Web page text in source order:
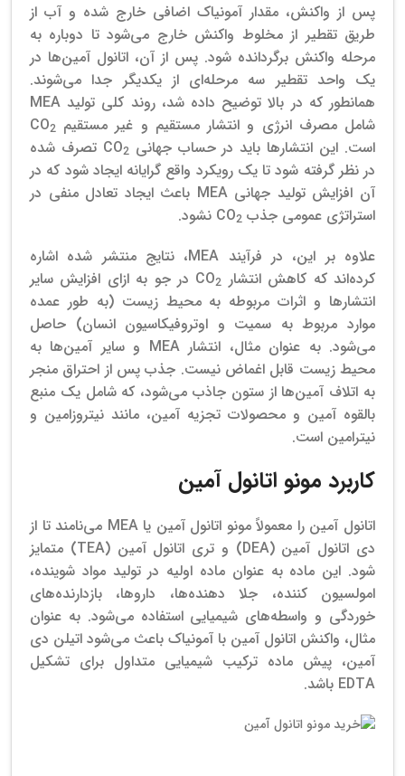
پس از واکنش، مقدار آمونیاک اضافی خارج شده و آب از
طریق تقطیر از مخلوط واکنش خارج می‌شود تا دوباره به
مرحله واکنش برگردانده شود. پس از آن، اتانول آمین‌ها در
یک واحد تقطیر سه مرحله‌ای از یکدیگر جدا می‌شوند.
همانطور که در بالا توضیح داده شد، روند کلی تولید MEA
شامل مصرف انرژی و انتشار مستقیم و غیر مستقیم CO 2
است. این انتشارها باید در حساب جهانی CO2
تصرف شده
در نظر گرفته شود تا یک رویکرد واقع گرایانه ایجاد شود که در
آن افزایش تولید جهانی MEA باعث ایجاد تعادل منفی در
استراتژی عمومی جذب CO 2
نشود.
علاوه بر این، در فرآیند MEA، نتایج منتشر شده اشاره
کرده‌اند که کاهش انتشار CO 2
در جو به ازای افزایش سایر
انتشارها و اثرات مربوطه به محیط زیست (به طور عمده
موارد مربوط به سمیت و اوتروفیکاسیون انسان) حاصل
می‌شود.
به عنوان مثال، انتشار MEA و سایر آمین‌ها به
محیط زیست قابل اغماض نیست. جذب پس از احتراق منجر
به اتلاف آمین‌ها از ستون جاذب می‌شود، که شامل یک منبع
بالقوه آمین و محصولات تجزیه آمین، مانند نیتروزامین و
نیترامین است.
کاربرد مونو اتانول آمین
اتانول آمین را معمولاً مونو اتانول آمین یا MEA می‌نامند تا از
دی اتانول آمین (DEA) و تری اتانول آمین (TEA) متمایز
شود. این ماده به عنوان ماده اولیه در تولید مواد شوینده،
امولسیون کننده، جلا دهنده‌ها، داروها، بازدارنده‌های
خوردگی و واسطه‌های شیمیایی استفاده می‌شود.به عنوان
مثال، واکنش اتانول آمین با آمونیاک باعث می‌شود اتیلن دی
آمین، پیش ماده ترکیب شیمیایی متداول برای تشکیل
EDTA باشد.